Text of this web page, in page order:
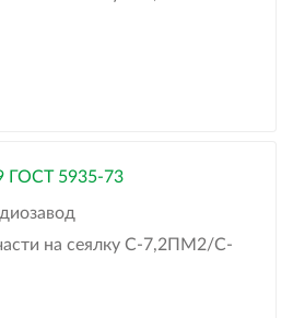
ГОСТ 5935-73
на сеялку С-7,2ПМ2/C-